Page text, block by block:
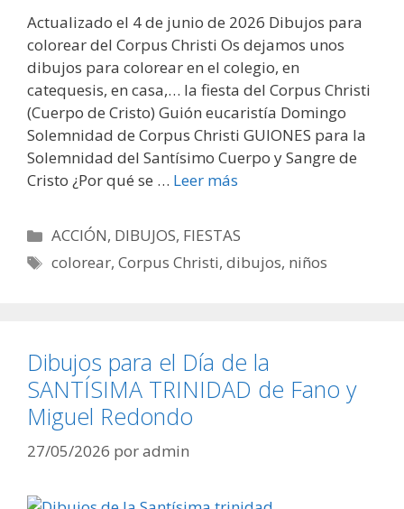
Actualizado el 4 de junio de 2026 Dibujos para
colorear del Corpus Christi Os dejamos unos
dibujos para colorear en el colegio, en
catequesis, en casa,… la fiesta del Corpus Christi
(Cuerpo de Cristo) Guión eucaristía Domingo
Solemnidad de Corpus Christi GUIONES para la
Solemnidad del Santísimo Cuerpo y Sangre de
Cristo ¿Por qué se … Leer más
Categorías
ACCIÓN, DIBUJOS, FIESTAS
Etiquetas
colorear,Corpus Christi,dibujos, niños
Dibujos para el Día de la
SANTÍSIMA TRINIDAD de Fano y
Miguel Redondo
27/05/2026 poradmin